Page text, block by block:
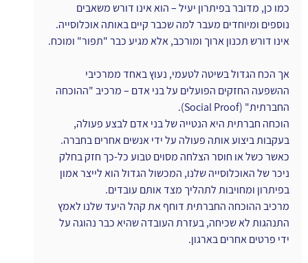
כמו כן, מדובר בפיתרון יעיל – הוא אינו דורש משאבים
נוספים ומיוחדים מעבר למה שכבר קיים באותה אוכלוסייה.
אינו דורש תכנון ארוך ומורכב, אלא מגיע כבר "תפור" ומוכח.
אך הכח הגדול בשיטה לטעמי, נעוץ באחד ממרכיבי
ההשפעה החזקים הפועלים על בני אדם – מרכיב "ההוכחה
החברתית" (Social Proof).
הוכחה חברתית היא הנטייה של בני אדם לבצע פעולה,
בעקבות ביצוע אותה פעולה על ידי אנשים אחרים בחברה.
כאשר כשל או חוסר הצלחה מסוים טבוע כל-כך חזק בחלק
ניכר של האוכלוסייה שלנו, המכשול הגדול הוא לייצר אמון
בפיתרון ומחויבות לתהליך מצד אותם עובדים.
מרכיב ההוכחה החברתית דוחף את קהל היעד שלנו לאמץ
התנהגות לא שכיחה, בעזרת העובדה שהיא כבר נהוגה על
ידי פרטים אחרים בארגון.